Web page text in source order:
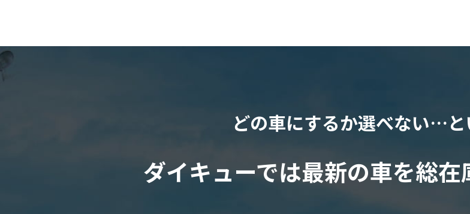
どの車にするか選べない…
ダイキューでは最新の車を総在